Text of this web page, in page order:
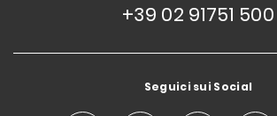
+39 02 91751 500
Seguici sui Social